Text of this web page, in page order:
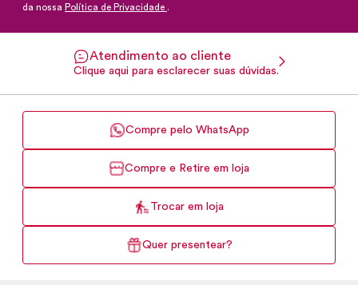
da nossa Política de Privacidade .
Atendimento ao cliente
Clique aqui para esclarecer suas dúvidas.
Compre pelo WhatsApp
Compre e Retire em loja
Trocar em loja
Quer presentear?